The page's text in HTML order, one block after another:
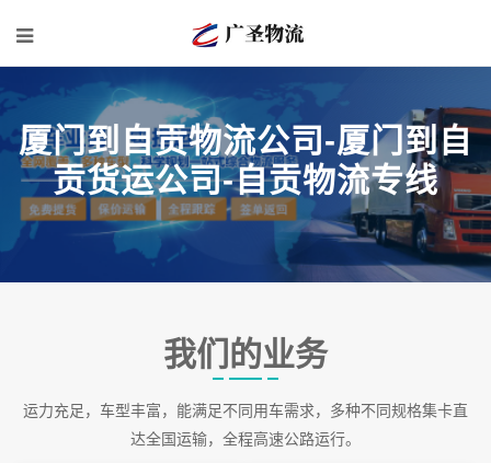
厦门到自贡物流公司-厦门到自
贡货运公司-自贡物流专线
我们的业务
运力充足，车型丰富，能满足不同用车需求，多种不同规格集卡直
达全国运输，全程高速公路运行。